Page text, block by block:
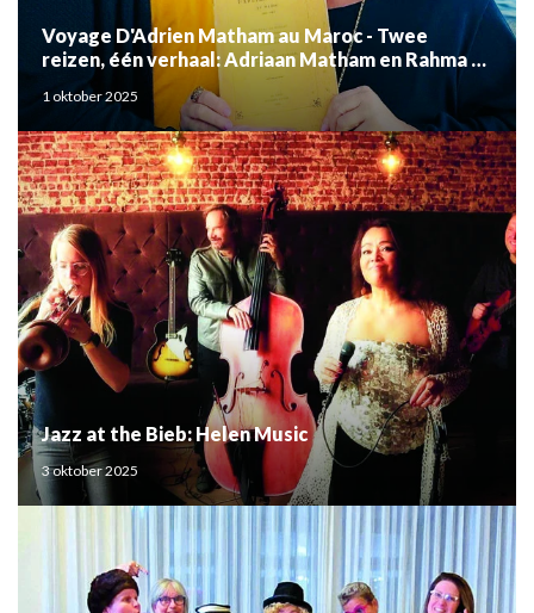
Voyage D'Adrien Matham au Maroc - Twee
reizen, één verhaal: Adriaan Matham en Rahma el
Mouden
1 oktober 2025
Jazz at the Bieb: Helen Music
3 oktober 2025